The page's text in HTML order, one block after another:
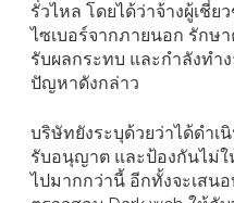
รั่วไหล โดยได้ว่าจ้างผู้เชี่
ไซเบอร์จากภายนอก รักษ
รับผลกระทบ และกำลังทำ
ปัญหาดังกล่าว
บริษัทยังระบุด้วยว่าได้ดำเ
รับอนุญาต และป้องกันไม่ใ
ไปมากกว่านี้ อีกทั้งจะเสน